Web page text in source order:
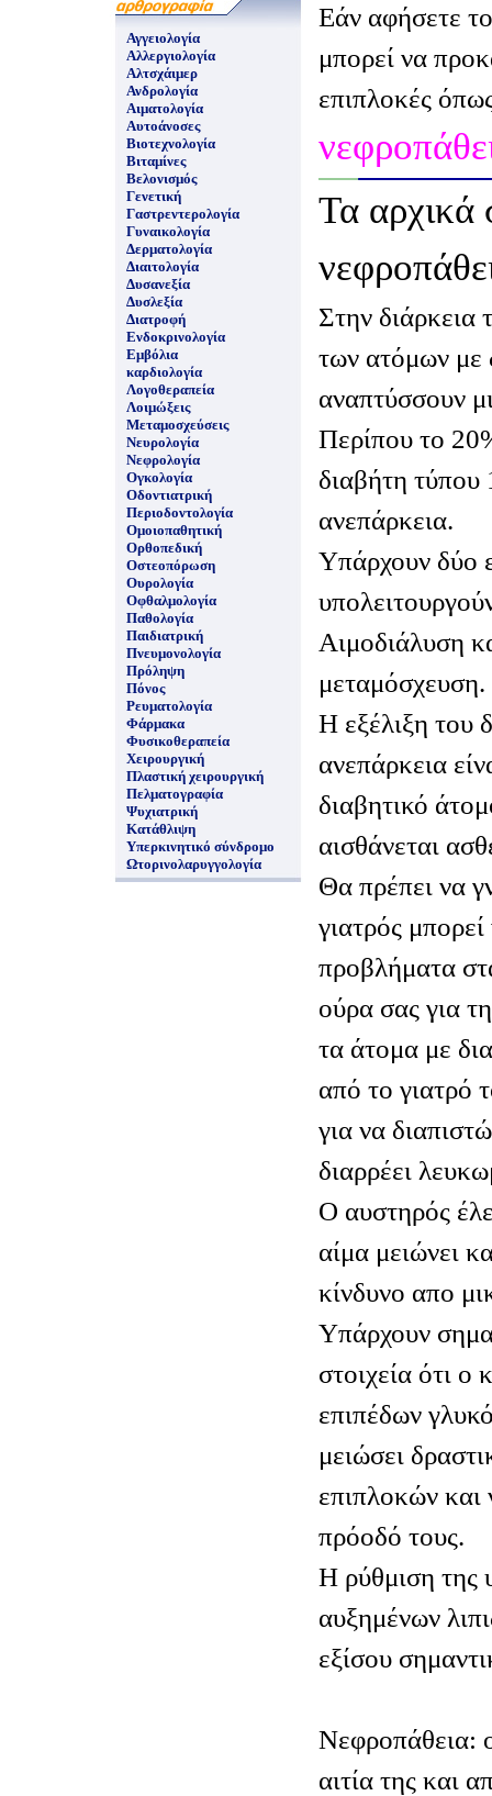
Αγγειολογία
Αλλεργιολογία
Αλτσχάιμερ
Ανδρολογία
Αιματολογία
Αυτοάνοσες
Βιοτεχνολογία
Βιταμίνες
Βελονισμός
Γενετική
Γαστρεντερολογία
Γυναικολογία
Δερματολογία
Διαιτολογία
Δυσανεξία
Δυσλεξία
Διατροφή
Ενδοκρινολογία
Εμβόλια
καρδιολογία
Λογοθεραπεία
Λοιμώξεις
Μεταμοσχεύσεις
Νευρολογία
Νεφρολογία
Ογκολογία
Οδοντιατρική
Περιοδοντολογία
Ομοιοπαθητική
Ορθοπεδική
Οστεοπόρωση
Ουρολογία
Οφθαλμολογία
Παθολογία
Παιδιατρική
Πνευμονολογία
Πρόληψη
Πόνος
Ρευματολογία
Φάρμακα
Φυσικοθεραπεία
Χειρουργική
Πλαστική χειρουργική
Πελματογραφία
Ψυχιατρική
Κατάθλιψη
Υπερκινητικό σύνδρομο
Ωτορινολαρυγγολογία
Εάν αφήσετε
μπορεί να
επιπλοκές
Τα αρχικά
Στην διάρκεια
των ατόμων με
αναπτύσσουν
Περίπου το
διαβήτη τύπου
ανεπάρκεια.
Υπάρχουν δύο
Αιμοδιάλυση
μεταμόσχευση.
Η εξέλιξη του
ανεπάρκεια
διαβητικό
αισθάνεται
Θα πρέπει να
γιατρός
προβλήματα
ούρα σας για
τα άτομα με
από το γιατρό
για να
διαρρέει
Ο αυστηρός
αίμα μειώνει
κίνδυνο απο
Υπάρχουν
στοιχεία ότι ο
επιπέδων
μειώσει
επιπλοκών και
πρόοδό τους.
Η ρύθμιση της
αυξημένων
εξίσου
Νεφροπάθεια:
αιτία της και